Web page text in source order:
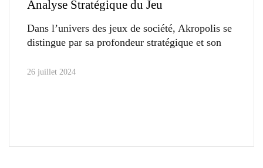
Analyse Stratégique du Jeu
Dans l’univers des jeux de société, Akropolis se
distingue par sa profondeur stratégique et son
26 juillet 2024